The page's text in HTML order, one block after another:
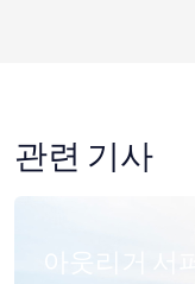
관련 기사
아웃리거 서